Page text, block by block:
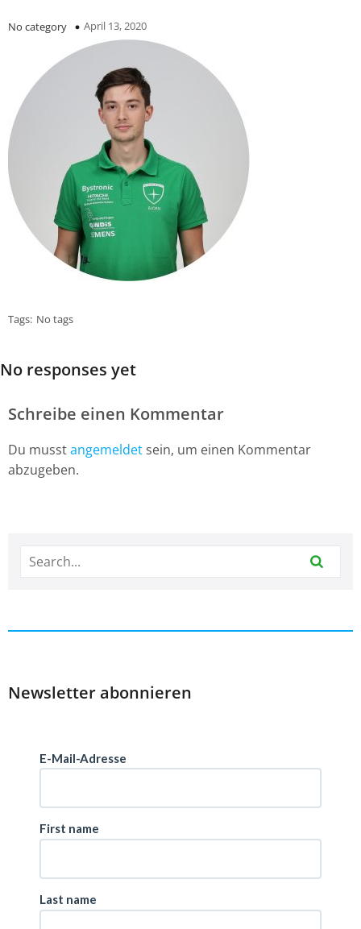
No category April 13, 2020
Tags: No tags
No responses yet
Schreibe einen Kommentar
Du musstangemeldet sein, um einen Kommentar
abzugeben.
Newsletter abonnieren